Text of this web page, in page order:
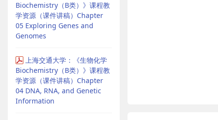
Biochemistry（B类）》课程教
学资源（课件讲稿）Chapter
05 Exploring Genes and
Genomes
上海交通大学：《生物化学
Biochemistry（B类）》课程教
学资源（课件讲稿）Chapter
04 DNA, RNA, and Genetic
Information